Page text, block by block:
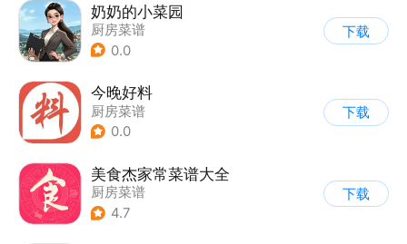
奶奶的小菜园
厨房菜谱
0.0
下载
今晚好料
厨房菜谱
0.0
下载
美食杰家常菜谱大全
厨房菜谱
4.7
下载